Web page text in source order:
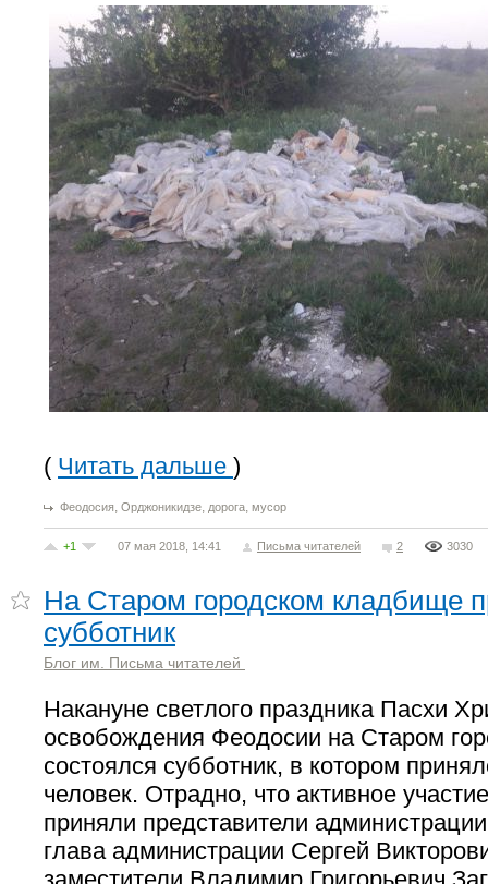
( Читать дальше )
Феодосия, Орджоникидзе, дорога, мусор
+1 07 мая 2018, 14:41 Письма читателей 2 3030
На Старом городском кладбище
субботник
Блог им. Письма читателей
Накануне светлого праздника Пасхи
освобождения Феодосии на Старом
состоялся субботник, в котором
человек. Отрадно, что активное
приняли представители
глава администрации Сергей